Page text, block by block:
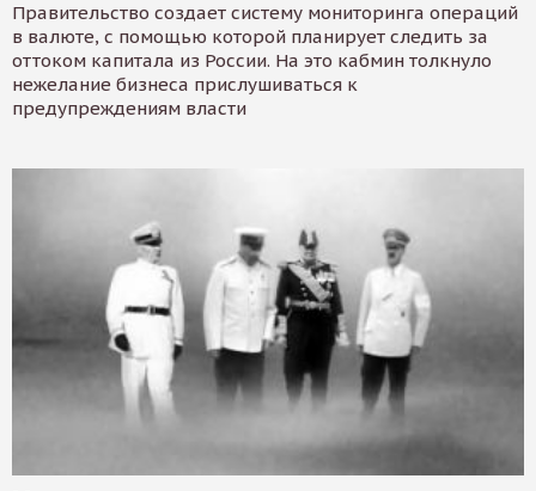
Правительство создает систему мониторинга операций
в валюте, с помощью которой планирует следить за
оттоком капитала из России. На это кабмин толкнуло
нежелание бизнеса прислушиваться к
предупреждениям власти